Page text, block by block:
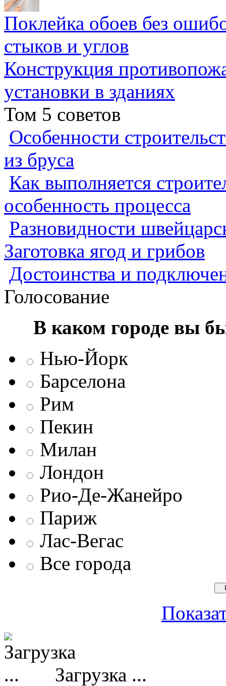
Поклейка обоев без
стыков и углов
Конструкция
установки в зданиях
Том 5 советов
Особенности
из бруса
Как выполняется
особенность процесса
Разновидности
Заготовка ягод и грибов
Достоинства и
Голосование
В каком городе вы
Нью-Йорк
Барселона
Рим
Пекин
Милан
Лондон
Рио-Де-Жанейро
Париж
Лас-Вегас
Все города
Загрузка ...